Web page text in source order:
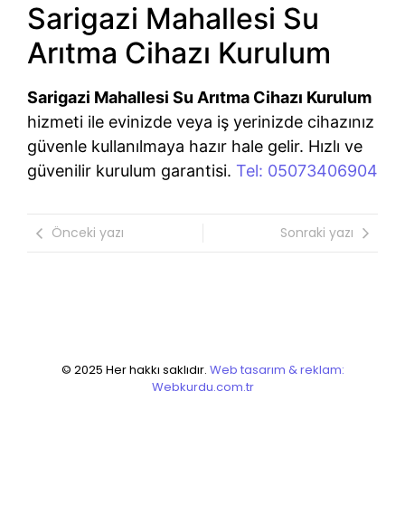
Sarigazi Mahallesi Su
Arıtma Cihazı Kurulum
Sarigazi Mahallesi Su Arıtma Cihazı Kurulum
hizmeti ile evinizde veya iş yerinizde cihazınız
güvenle kullanılmaya hazır hale gelir. Hızlı ve
güvenilir kurulum garantisi. Tel: 05073406904
Önceki yazı Sonraki yazı
© 2025 Her hakkı saklıdır. Web tasarım & reklam:
Webkurdu.com.tr